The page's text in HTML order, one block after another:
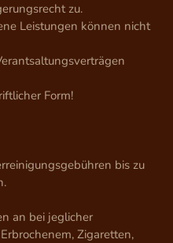
zu.
Leistungen können nicht
Form!
bis zu
an bei jeglicher
Zigaretten,